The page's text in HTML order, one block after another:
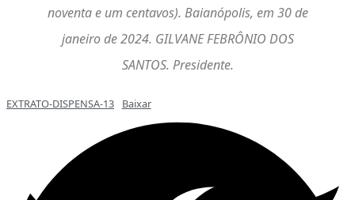
noventa e um centavos). Baianópolis, em 30 de
janeiro de 2024. GILVANE FEBRÔNIO DOS
SANTOS. Presidente.
EXTRATO-DISPENSA-13 Baixar